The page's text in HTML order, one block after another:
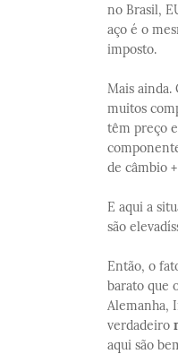
no Brasil,
aço é o
imposto.
Mais ainda.
muitos
têm preço
de câmbio
E aqui a
são
Então, o
barato que
Alemanha,
verdadeiro
aqui são